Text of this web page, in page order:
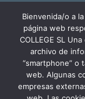
subvención de
comunidad
toneladas de CO2
o plantar 116
Bienvenida/o a
página web
COLLEGE SL
archivo de
“smartphone” o
web. Algunas
empresas